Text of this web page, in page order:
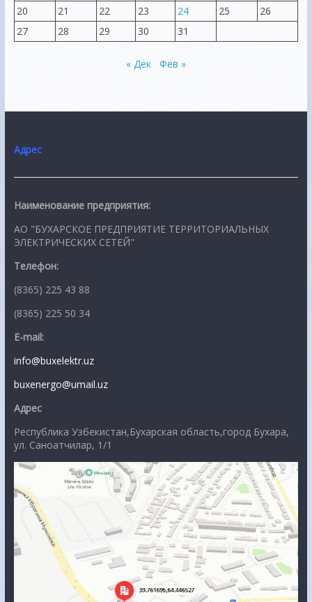
20 21 22 23 24 25
26
27
28 29 30 31
« Дек Фев »
Адрес
Наименование предприятия:
АО "БУХАРСКОЕ ПРЕДПРИЯТИЕ ТЕРРИТОРИАЛЬНЫХ
ЭЛЕКТРИЧЕСКИХ СЕТЕЙ"
Телефон:
(8365) 225 43 88
(8365) 225 50 34
E-mail:
info@buxelektr.uz
buxenergo@umail.uz
Адрес
Республика Узбекистан,Бухарская область,город Бухара,
ул. Саноатчилар, 1/1